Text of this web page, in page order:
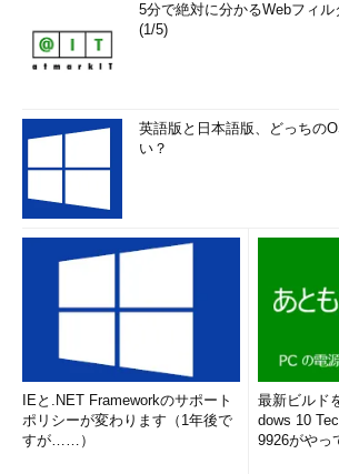
5分で絶対に分かるWebフィル
(1/5)
英語版と日本語版、どっちの
い？
IEと.NET Frameworkのサポート
ポリシーが変わります（1年後で
すが……）
最新ビルド
dows 10
9926がやっ